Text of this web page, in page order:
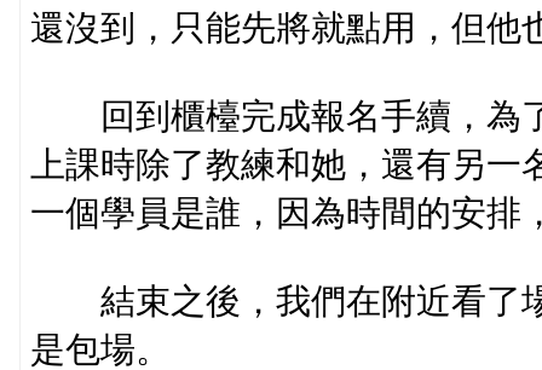
還沒到，只能先將就點用，但他
回到櫃檯完成報名手續，為
上課時除了教練和她，還有另
一個學員是誰，因為時間的安排
結束之後，我們在附近看了
是包場。